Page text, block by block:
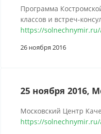
Программа
классов и встреч-
https://solnechnymir.ru/
26 ноября 2016
25 ноября 2016,
Московский Центр
https://